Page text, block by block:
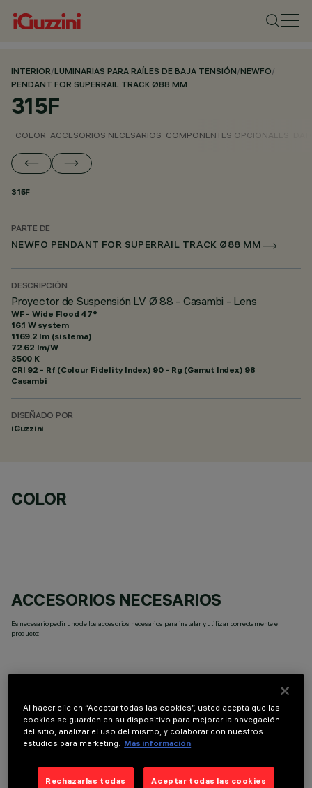
INTERIOR/LUMINARIAS PARA RAÍLES DE BAJA TENSIÓN/NEWFO/
PENDANT FOR SUPERRAIL TRACK Ø88 MM
315F
COLOR ACCESORIOS NECESARIOS COMPONENTES OPCIONALES
315F
PARTE DE
NEWFO PENDANT FOR SUPERRAIL TRACK Ø88 MM
DESCRIPCIÓN
Proyector de Suspensión LV Ø 88 - Casambi - Lens
WF - Wide Flood 47°
16.1 W system
1169.2 lm (sistema)
72.62 lm/W
3500 K
CRI 92 - Rf (Colour Fidelity Index) 90 - Rg (Gamut Index) 98
Casambi
DISEÑADO POR
iGuzzini
COLOR
ACCESORIOS NECESARIOS
Es necesario pedir uno de los accesorios necesarios para instalar y utilizar correctamente el
producto:
COMPONENTES OPCIONALES
Al hacer clic en “Aceptar todas las cookies”, usted acepta que las
cookies se guarden en su dispositivo para mejorar la navegación
del sitio, analizar el uso del mismo, y colaborar con nuestros
estudios para marketing. Más información
Rechazarlas todas Aceptar todas las cookies